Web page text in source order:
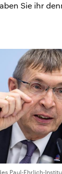
Sie ihr
Paul-Ehrlich-